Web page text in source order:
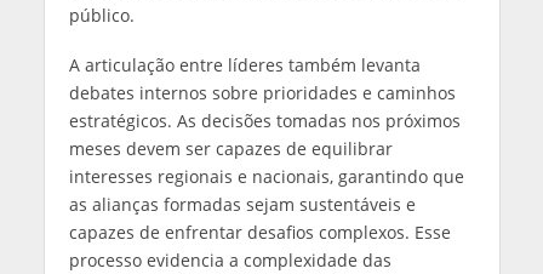
público.
A articulação entre líderes também levanta
debates internos sobre prioridades e caminhos
estratégicos. As decisões tomadas nos próximos
meses devem ser capazes de equilibrar
interesses regionais e nacionais, garantindo que
as alianças formadas sejam sustentáveis e
capazes de enfrentar desafios complexos. Esse
processo evidencia a complexidade das